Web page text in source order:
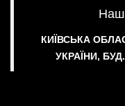
Наш
КИЇВСЬКА
УКРАЇНИ,